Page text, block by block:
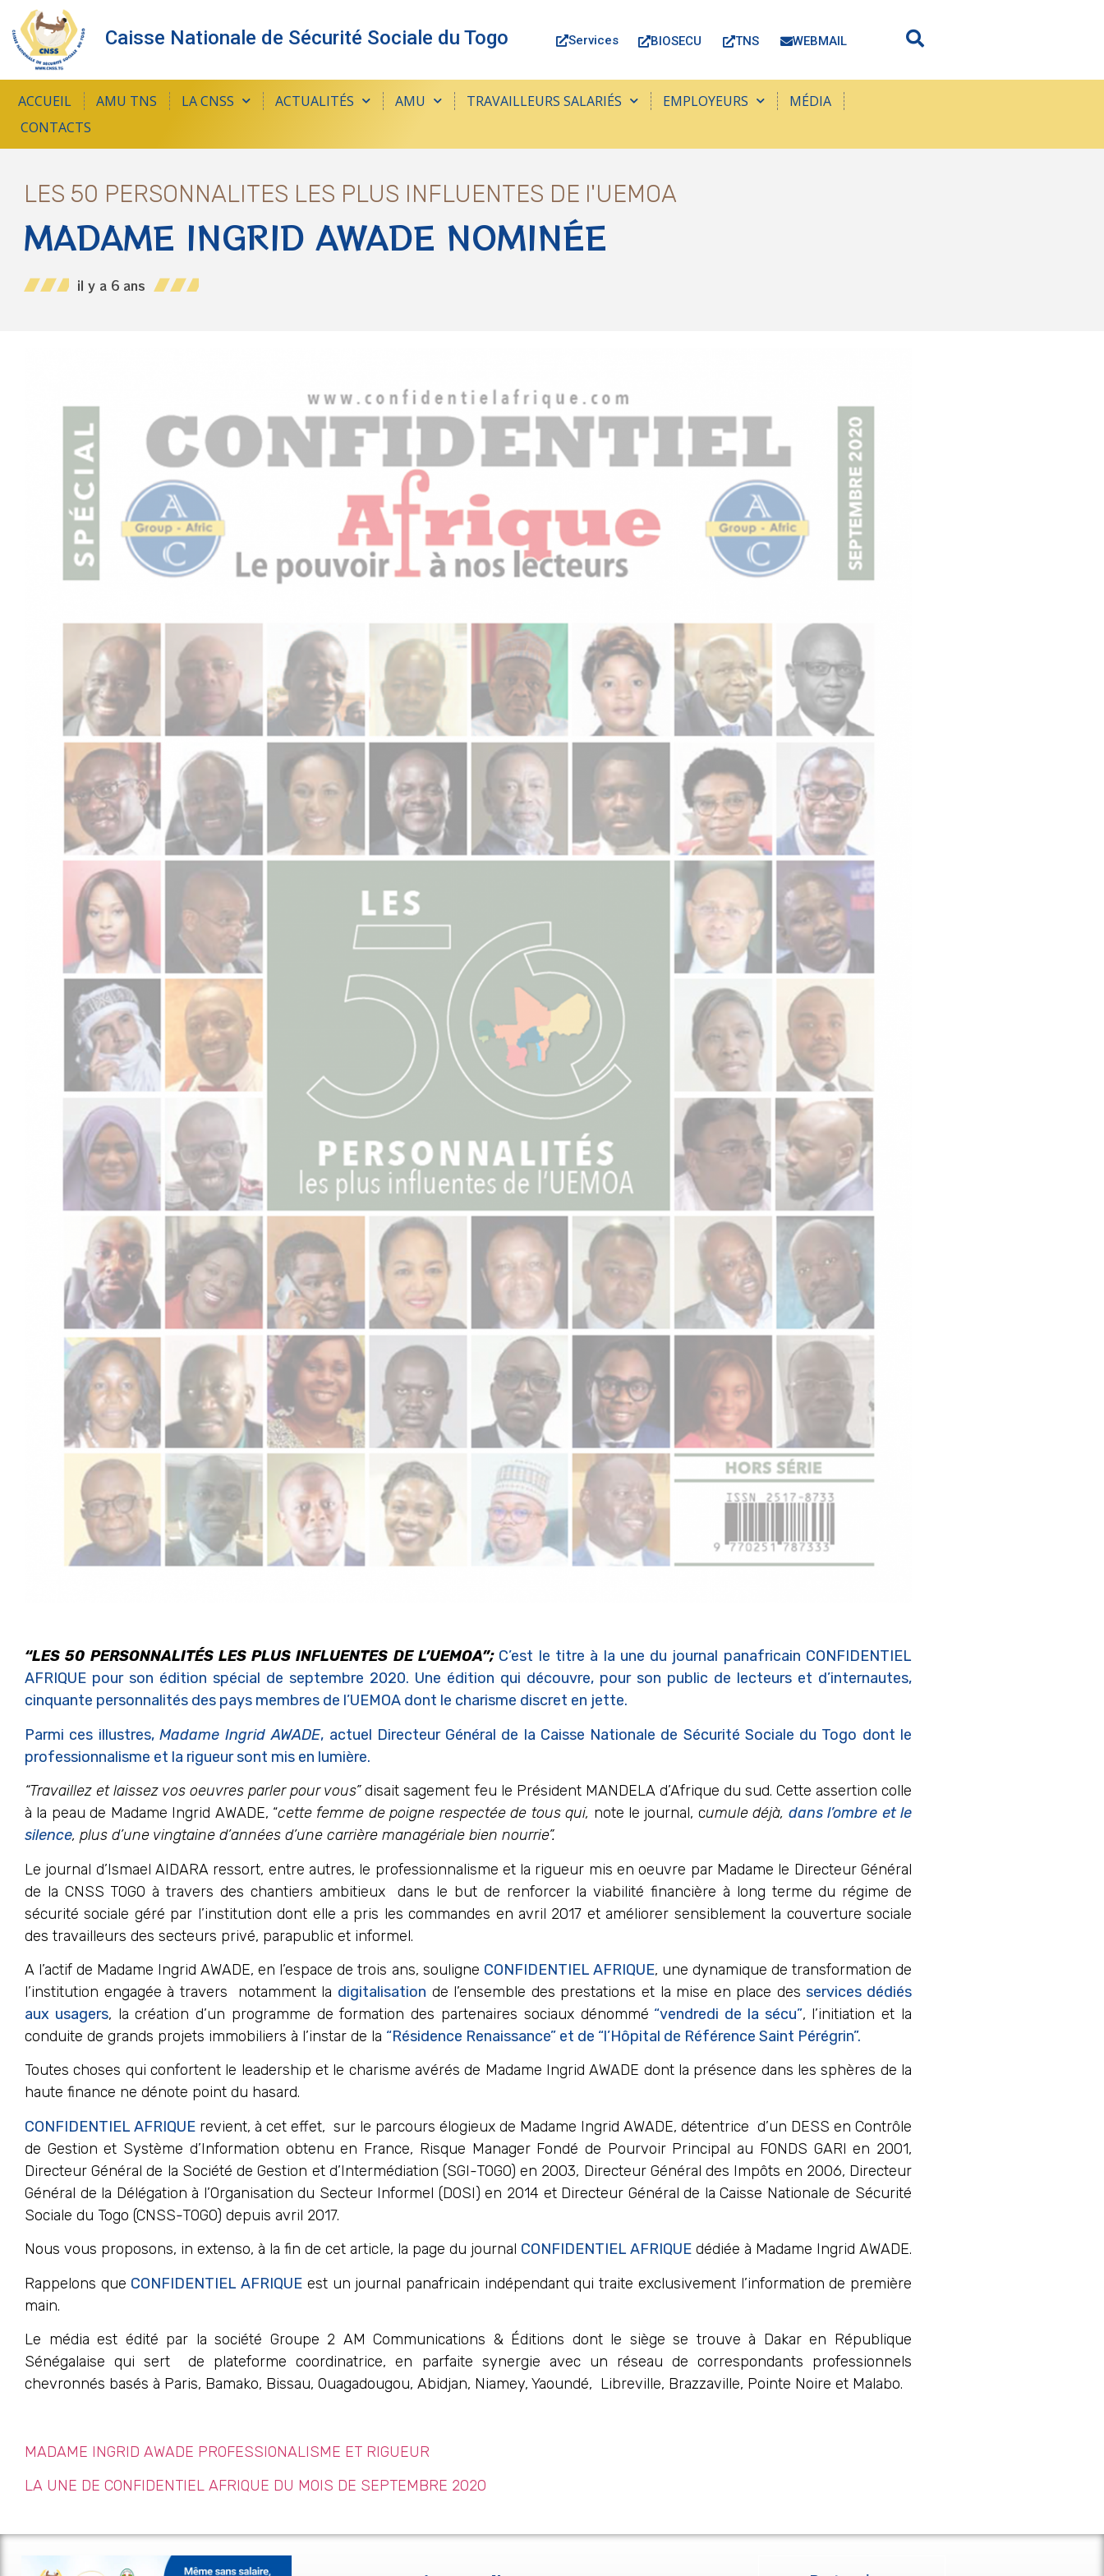
Caisse Nationale de Sécurité Sociale du Togo Services BIOSECU TNS WEBMAIL
ACCUEIL AMU TNS LA CNSS ACTUALITÉS AMU TRAVAILLEURS SALARIÉS EMPLOYEURS
MÉDIA
CONTACTS
LES 50 PERSONNALITES LES PLUS INFLUENTES DE l'UEMOA
MADAME INGRID AWADE NOMINÉE
il y a 6 ans
“LES 50 PERSONNALITÉS LES PLUS INFLUENTES DE L’UEMOA”;C’est le titre à la une du journal panafricain CONFIDENTIEL
AFRIQUE pour son édition spécial de septembre 2020. Une édition qui découvre, pour son public de lecteurs et d’internautes,
cinquante personnalités des pays membres de l’UEMOA dont le charisme discret en jette.
Parmi ces illustres, Madame Ingrid AWADE, actuel Directeur Général de la Caisse Nationale de Sécurité Sociale du Togo dont le
professionnalisme et la rigueur sont mis en lumière.
“Travaillez et laissez vos oeuvres parler pour vous”disait sagement feu le Président MANDELA d’Afrique du sud. Cette assertion colle
à la peau de Madame Ingrid AWADE, “cette femme de poigne respectée de tous qui, note le journal, cumule déjà, dans l’ombre et le
silence, plus d’une vingtaine d’années d’une carrière managériale bien nourrie”.
Le journal d’Ismael AIDARA ressort, entre autres, le professionnalisme et la rigueur mis en oeuvre par Madame le Directeur Général
de la CNSS TOGO à travers des chantiers ambitieux dans le but de renforcer la viabilité financière à long terme du régime de
sécurité sociale géré par l’institution dont elle a pris les commandes en avril 2017 et améliorer sensiblement la couverture sociale
des travailleurs des secteurs privé, parapublic et informel.
A l’actif de Madame Ingrid AWADE, en l’espace de trois ans, souligne CONFIDENTIEL AFRIQUE, une dynamique de transformation de
l’institution engagée à travers notamment la digitalisation de l’ensemble des prestations et la mise en place desservices dédiés
aux usagers, la création d’un programme de formation des partenaires sociaux dénommé “vendredi de la sécu”, l’initiation et la
conduite de grands projets immobiliers à l’instar de la “Résidence Renaissance” et de “l’Hôpital de Référence Saint Pérégrin”.
Toutes choses qui confortent le leadership et le charisme avérés de Madame Ingrid AWADE dont la présence dans les sphères de la
haute finance ne dénote point du hasard.
CONFIDENTIEL AFRIQUE revient, à cet effet, sur le parcours élogieux de Madame Ingrid AWADE, détentrice d’un DESS en Contrôle
de Gestion et Système d’Information obtenu en France, Risque Manager Fondé de Pourvoir Principal au FONDS GARI en 2001,
Directeur Général de la Société de Gestion et d’Intermédiation (SGI-TOGO) en 2003, Directeur Général des Impôts en 2006, Directeur
Général de la Délégation à l’Organisation du Secteur Informel (DOSI) en 2014 et Directeur Général de la Caisse Nationale de Sécurité
Sociale du Togo (CNSS-TOGO) depuis avril 2017.
Nous vous proposons, in extenso, à la fin de cet article, la page du journal CONFIDENTIEL AFRIQUE dédiée à Madame Ingrid AWADE.
Rappelons que CONFIDENTIEL AFRIQUE est un journal panafricain indépendant qui traite exclusivement l’information de première
main.
Le média est édité par la société Groupe 2 AM Communications & Éditions dont le siège se trouve à Dakar en République
Sénégalaise qui sert de plateforme coordinatrice, en parfaite synergie avec un réseau de correspondants professionnels
chevronnés basés à Paris, Bamako, Bissau, Ouagadougou, Abidjan, Niamey, Yaoundé, Libreville, Brazzaville, Pointe Noire et Malabo.
MADAME INGRID AWADE PROFESSIONALISME ET RIGUEUR
LA UNE DE CONFIDENTIEL AFRIQUE DU MOIS DE SEPTEMBRE 2020